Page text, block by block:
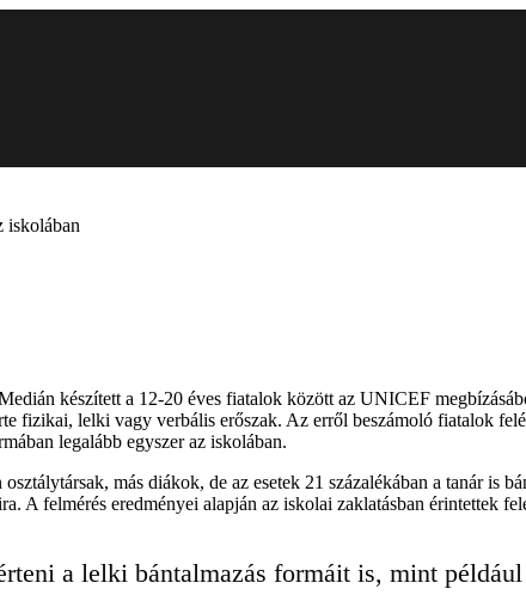
iskolában
készített a 12-20 éves fiatalok között az UNICEF
fizikai, lelki vagy verbális erőszak. Az erről beszámoló fiatalok
legalább egyszer az iskolában.
más diákok, de az esetek 21 százalékában a tanár
A felmérés eredményei alapján az iskolai zaklatásban érintettek
a lelki bántalmazás formáit is, mint